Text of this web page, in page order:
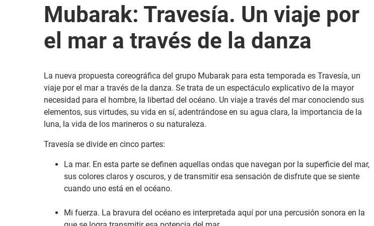
Mubarak: Travesía. Un viaje por
el mar a través de la danza
La nueva propuesta coreográfica del grupo Mubarak para esta temporada es Travesía, un
viaje por el mar a través de la danza. Se trata de un espectáculo explicativo de la mayor
necesidad para el hombre, la libertad del océano. Un viaje a través del mar conociendo sus
elementos, sus virtudes, su vida en sí, adentrándose en su agua clara, la importancia de la
luna, la vida de los marineros o su naturaleza.
Travesía se divide en cinco partes:
La mar. En esta parte se definen aquellas ondas que navegan por la superficie del mar,
sus colores claros y oscuros, y de transmitir esa sensación de disfrute que se siente
cuando uno está en el océano.
Mi fuerza. La bravura del océano es interpretada aquí por una percusión sonora en la